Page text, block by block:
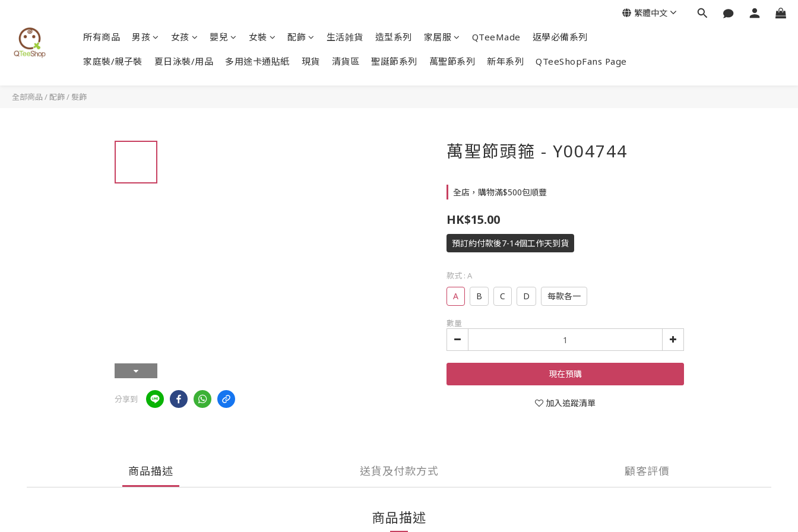
所有商品 男孩 女孩 嬰兒 女裝 配飾 生活雑貨 造型系列 家居服 QTeeMade 返學必備系列
家庭裝/親子裝 夏日泳裝/用品 多用途卡通貼紙 現貨 清貨區 聖誕節系列 萬聖節系列 新年系列 QTeeShopFans Page
繁體中文
全部商品 /配飾/ 髮飾
分享到
萬聖節頭箍 - Y004744
全店，購物滿$500包順豐
HK$15.00
預訂約付款後7-14個工作天到貨
款式 : A
A B C D 每款各一
數量
現在預購
加入追蹤清單
商品描述 送貨及付款方式 顧客評價
商品描述